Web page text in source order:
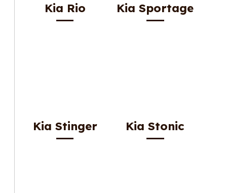
Kia Rio Kia Sportage
Kia Stinger Kia Stonic